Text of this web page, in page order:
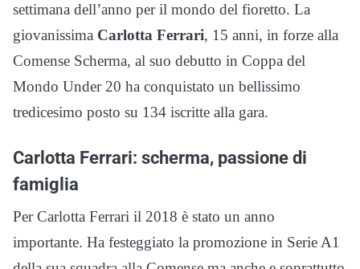
settimana dell’anno per il mondo del fioretto. La
giovanissima Carlotta Ferrari, 15 anni, in forze alla
Comense Scherma, al suo debutto in Coppa del
Mondo Under 20 ha conquistato un bellissimo
tredicesimo posto su 134 iscritte alla gara.
Carlotta Ferrari: scherma, passione di
famiglia
Per Carlotta Ferrari il 2018 è stato un anno
importante. Ha festeggiato la promozione in Serie A1